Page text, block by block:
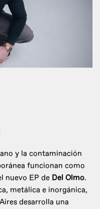
y la contaminación
funcionan como
nuevo EP de Del Olmo.
metálica e inorgánica,
desarrolla una